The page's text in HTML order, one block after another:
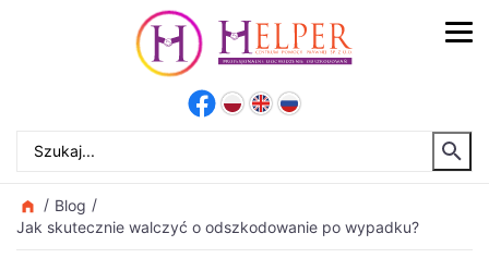
Blog
Jak skutecznie walczyć o odszkodowanie po wypadku?